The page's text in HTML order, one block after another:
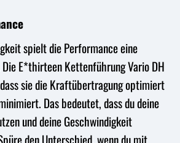
spielt die Performance eine
E*thirteen Kettenführung Vario DH
sie die Kraftübertragung optimiert
Das bedeutet, dass du deine
und deine Geschwindigkeit